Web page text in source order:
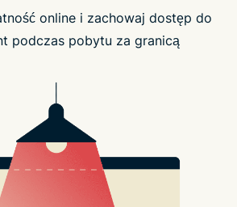
online i zachowaj dostęp do
podczas pobytu za granicą